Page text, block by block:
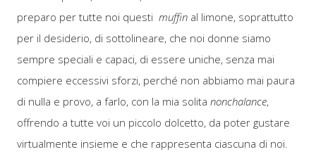
preparo per tutte noi questimuffin al limone, soprattutto
per il desiderio, di sottolineare, che noi donne siamo
sempre speciali e capaci, di essere uniche, senza mai
compiere eccessivi sforzi, perché non abbiamo mai paura
di nulla e provo, a farlo, con la mia solitanonchalance,
offrendo a tutte voi un piccolo dolcetto, da poter gustare
virtualmente insieme e che rappresenta ciascuna di noi.